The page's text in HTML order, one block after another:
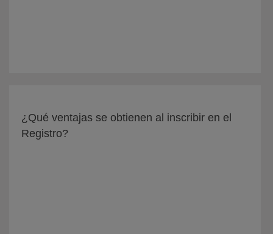
¿Qué ventajas se obtienen al inscribir en el
Registro?